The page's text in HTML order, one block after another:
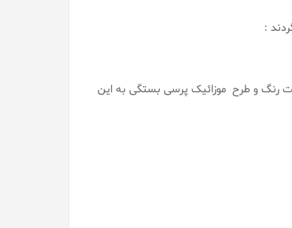
:
رنگ و طرح موزائیک پرسی بستگی به این